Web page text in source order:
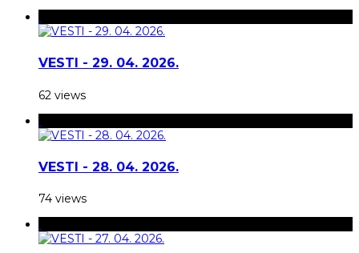
VESTI - 29. 04. 2026.
62 views
VESTI - 28. 04. 2026.
74 views